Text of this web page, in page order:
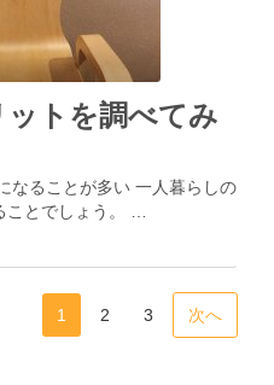
トを調べてみ
なることが多い 一人暮らしの
ことでしょう。 …
1 2 3 次へ